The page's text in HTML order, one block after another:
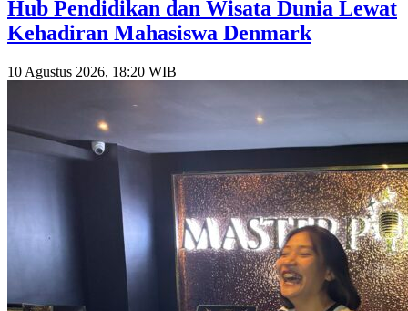
Hub Pendidikan dan Wisata Dunia Lewat
Kehadiran Mahasiswa Denmark
10 Agustus 2026, 18:20 WIB